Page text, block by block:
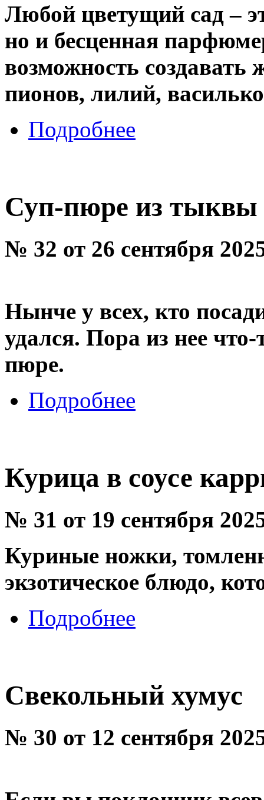
Любой цветущий сад –
но и бесценная
возможность создавать
пионов, лилий,
Подробнее
Суп-пюре из тыквы
№ 32 от 26 сентября
Нынче у всех, кто
удался. Пора из нее
пюре.
Подробнее
Курица в соусе
№ 31 от 19 сентября
Куриные ножки,
экзотическое блюдо,
Подробнее
Свекольный хумус
№ 30 от 12 сентября